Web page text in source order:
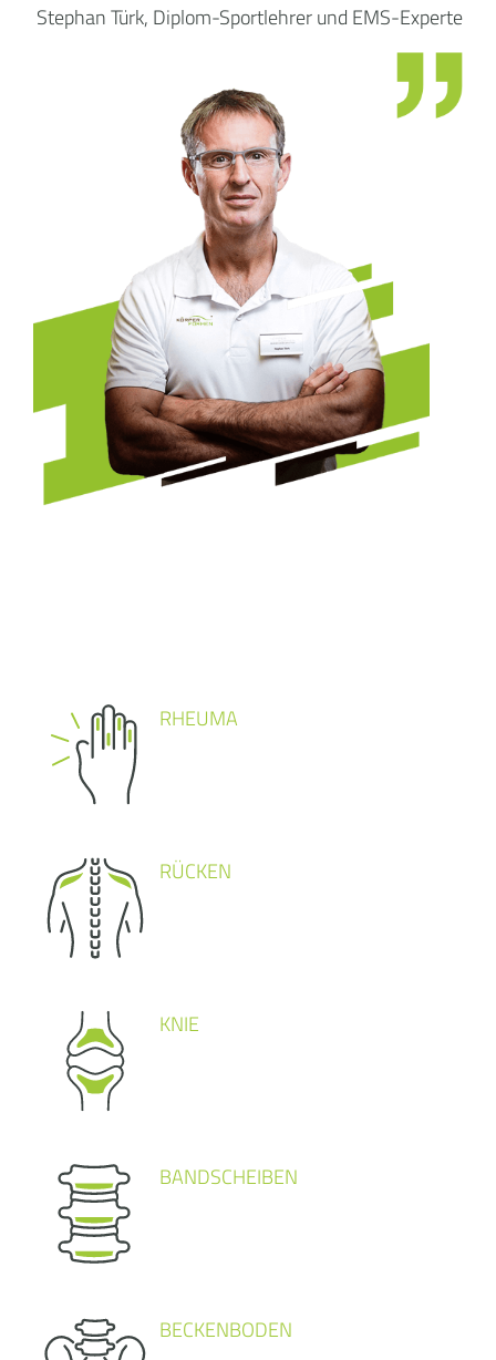
Stephan Türk, Diplom-Sportlehrer und EMS-Experte
RHEUMA
RÜCKEN
KNIE
BANDSCHEIBEN
BECKENBODEN